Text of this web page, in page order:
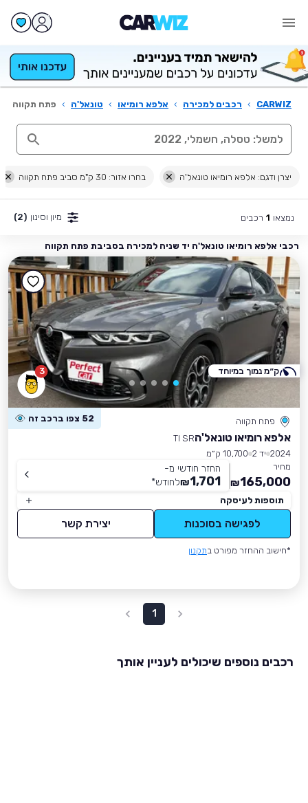
CARWIZ
› רכבים למכירה › אלפא רומיאו › טונאל'ה › פתח תקווה
יצרן ודגם: אלפא רומיאו טונאל'ה בחרו אזור: 30 ק"מ סביב פתח תקווה
נמצאו 1 רכבים מיון וסינון (2)
רכבי אלפא רומיאו טונאל'ה יד שניה למכירה בסביבת פתח תקווה
3
פתח תקווה 52 צפו ברכב זה
אלפא רומיאו טונאל'הTI SR
2024 יד 2
10,700 ק״מ
מחיר
165,000
₪
החזר חודשי מ-
1,701
₪לחודש*
תוספות לעיסקה
לפגישה בסוכנות יצירת קשר
*חישוב ההחזר מפורט בתקנון
ק״מ נמוך במיוחד
1
רכבים נוספים שיכולים לעניין אותך